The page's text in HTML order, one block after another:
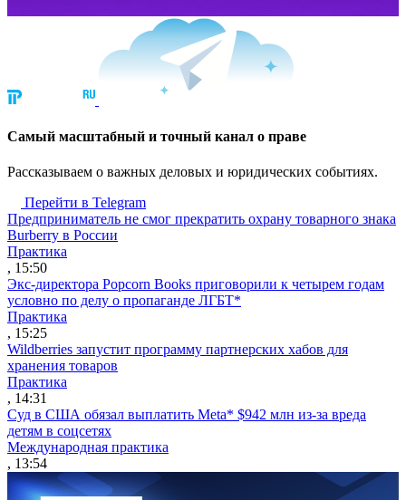
Cамый масштабный и точный канал о праве
Рассказываем о важных деловых и юридических событиях.
Перейти в Telegram
Предприниматель не смог прекратить охрану товарного знака
Burberry в России
Практика
, 15:50
Экс-директора Popcorn Books приговорили к четырем годам
условно по делу о пропаганде ЛГБТ*
Практика
, 15:25
Wildberries запустит программу партнерских хабов для
хранения товаров
Практика
, 14:31
Суд в США обязал выплатить Meta* $942 млн из-за вреда
детям в соцсетях
Международная практика
, 13:54